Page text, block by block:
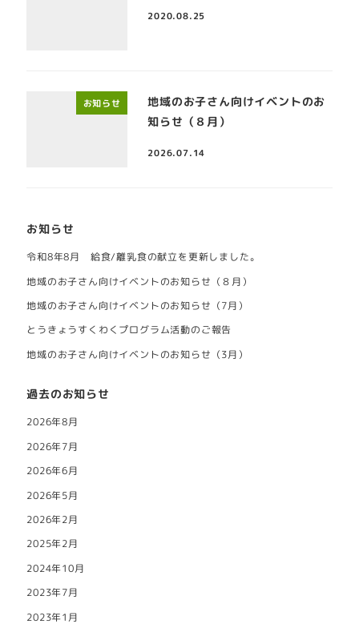
2020.08.25
お知らせ
地域のお子さん向けイベントのお
知らせ（８月）
2026.07.14
お知らせ
令和8年8月 給食/離乳食の献立を更新しました。
地域のお子さん向けイベントのお知らせ（８月）
地域のお子さん向けイベントのお知らせ（7月）
とうきょうすくわくプログラム活動のご報告
地域のお子さん向けイベントのお知らせ（3月）
過去のお知らせ
2026年8月
2026年7月
2026年6月
2026年5月
2026年2月
2025年2月
2024年10月
2023年7月
2023年1月